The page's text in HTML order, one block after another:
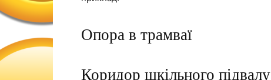
Опора в трамваї
Коридор шкільного підвалу